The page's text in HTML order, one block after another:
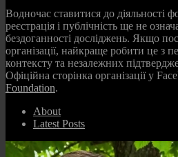
Водночас ставитися до діяльності
реєстрація і публічність ще не
бездоганності досліджень. Якщо
організації, найкраще робити це з
контексту та незалежних
Офіційна сторінка організації у
Foundation.
About
Latest Posts